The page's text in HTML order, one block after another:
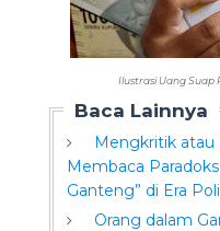
Ilustrasi Uang Suap
Baca Lainnya
Mengkritik atau
Membaca
Ganteng” di Era
Orang dalam